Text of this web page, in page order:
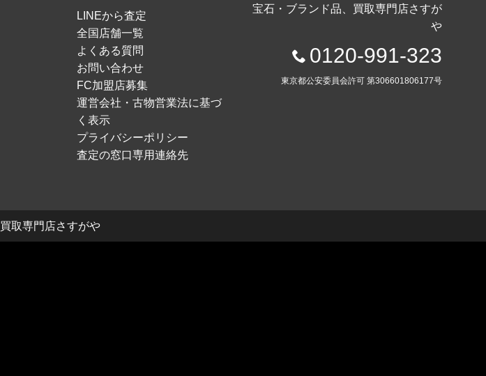
LINEから査定
全国店舗一覧
よくある質問
お問い合わせ
FC加盟店募集
運営会社・古物営業法に基づ
く表示
プライバシーポリシー
査定の窓口専用連絡先
宝石・ブランド品、買取専門店さすが
や
0120-991-323
東京都公安委員会許可 第306601806177号
買取専門店さすがや